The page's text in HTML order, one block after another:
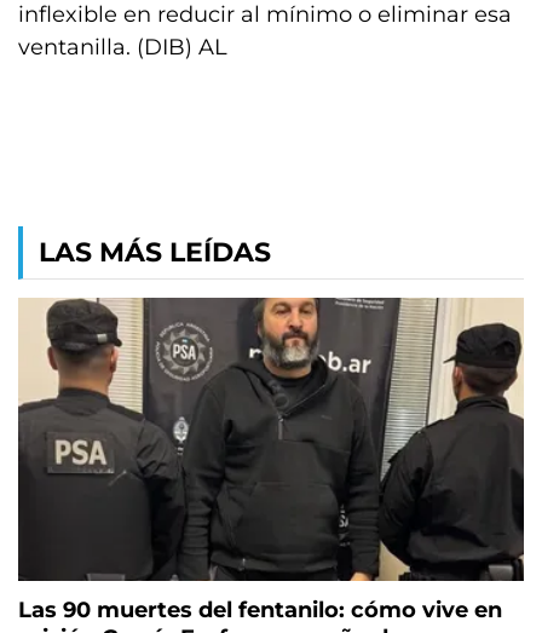
inflexible en reducir al mínimo o eliminar esa
ventanilla. (DIB) AL
LAS MÁS LEÍDAS
Las 90 muertes del fentanilo: cómo vive en